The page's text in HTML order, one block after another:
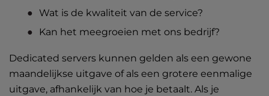
Wat is de kwaliteit van de service?
Kan het meegroeien met ons bedrijf?
Dedicated servers kunnen gelden als een gewone
maandelijkse uitgave of als een grotere eenmalige
uitgave, afhankelijk van hoe je betaalt. Als je